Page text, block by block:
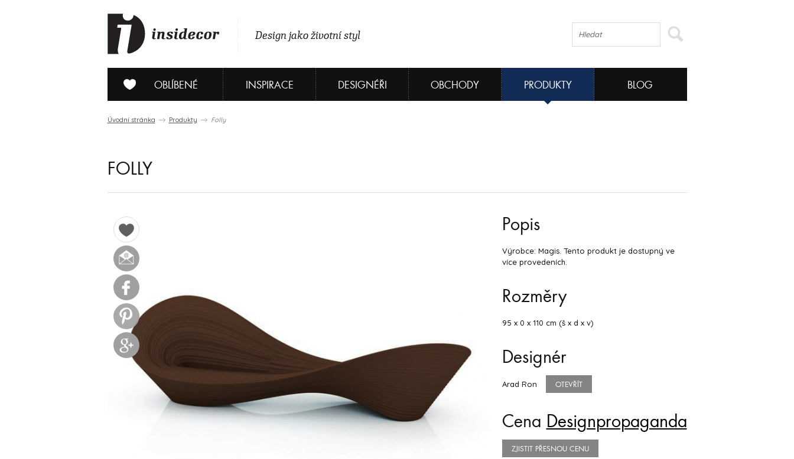
Design jako životní styl
OBLÍBENÉ INSPIRACE DESIGNÉŘI OBCHODY PRODUKTY BLOG
Úvodní stránka Produkty Folly
FOLLY
Popis
Výrobce: Magis. Tento produkt je dostupný ve
více provedeních.
Rozměry
95 x 0 x 110 cm (š x d x v)
Designér
Arad Ron OTEVŘÍT
Cena Designpropaganda
ZJISTIT PŘESNOU CENU